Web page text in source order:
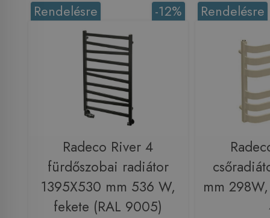
-12%
Rendelésre
Radeco River 4
fürdőszobai radiátor
1395X530 mm 536 W,
fekete (RAL 9005)
Rendelésre
mm